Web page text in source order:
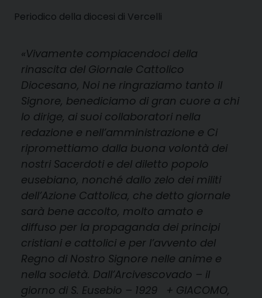
Periodico della diocesi di Vercelli
«Vivamente compiacendoci della
rinascita del Giornale Cattolico
Diocesano, Noi ne ringraziamo tanto il
Signore, benediciamo di gran cuore a chi
lo dirige, ai suoi collaboratori nella
redazione e nell’amministrazione e Ci
ripromettiamo dalla buona volontà dei
nostri Sacerdoti e del diletto popolo
eusebiano, nonché dallo zelo dei militi
dell’Azione Cattolica, che detto giornale
sarà bene accolto, molto amato e
diffuso per la propaganda dei principi
cristiani e cattolici e per l’avvento del
Regno di Nostro Signore nelle anime e
nella società. Dall’Arcivescovado – il
giorno di S. Eusebio – 1929 + GIACOMO,